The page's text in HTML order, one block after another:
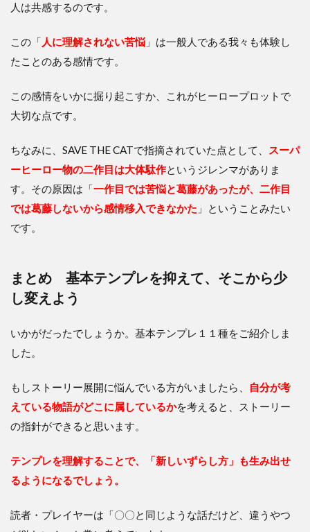
人は共感するのです。
この「 人に理解されない苦悩 」は一般人である我々も体験し
たことのある感情です。
この感情をいかに掘り起こすか、これがヒーロープロットで
大切な点です。
ちなみに、SAVE THE CATで指摘されていた点として、
スーパ
ーヒーロー物の二作目は大体駄作というジレンマがありま
す。その原因は「一作目では苦悩と葛藤があったが、二作目
では葛藤しないから感情移入できなかた 」ということみたい
です。
まとめ 基本テンプレを抑えて、そこから少
し変えよう
いかがだったでしょうか。基本テンプレ１１種をご紹介しま
した。
もしストーリー展開に悩んでいる方がいましたら、
自分が考
えている物語がどこに属しているかを考えると、ストーリー
の指針ができると思います。
テンプレを理解することで、「新しいずらし方」も生み出せ
るようになるでしょう。
読者・プレイヤーは「〇〇と同じような話だけど、違うやつ